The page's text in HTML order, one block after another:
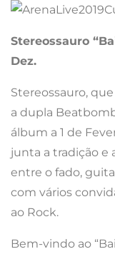
Stereossauro
Dez.
Stereossauro,
a dupla
álbum a 1 de
junta a tradição
entre o fado,
com vários
ao Rock.
Bem-vindo ao